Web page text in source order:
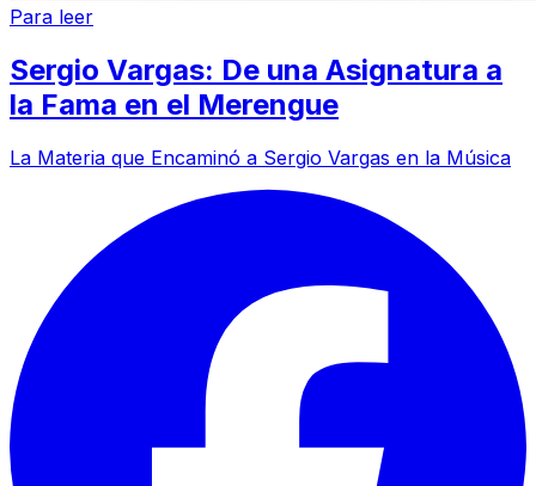
Para leer
Sergio Vargas: De una Asignatura a
la Fama en el Merengue
La Materia que Encaminó a Sergio Vargas en la Música